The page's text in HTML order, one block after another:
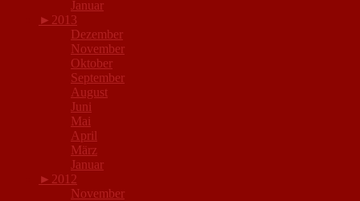
Januar
► 2013
Dezember
November
Oktober
September
August
Juni
Mai
April
März
Januar
► 2012
November